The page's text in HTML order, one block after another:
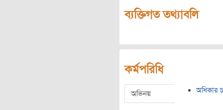
ব্যক্তিগত তথ্যাবলি
কর্মপরিধি
অভিনয় অধিকার